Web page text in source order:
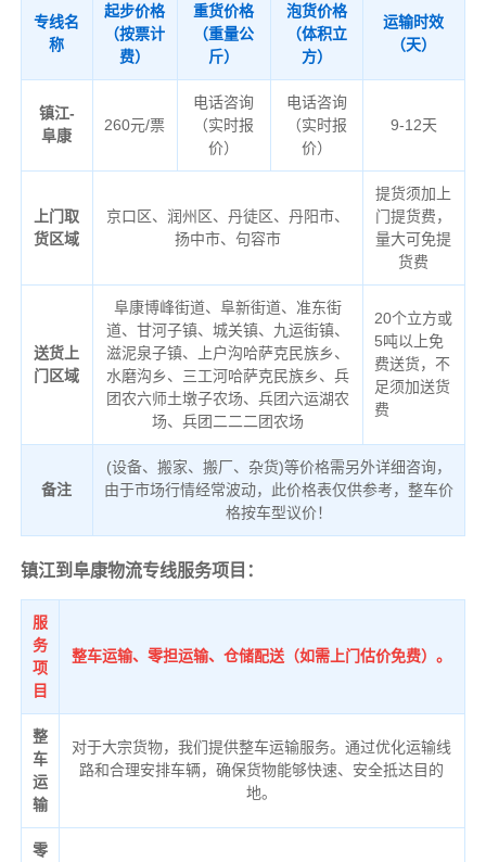
专线名
称
起步价格
（按票计
费）
重货价格
（重量公
斤）
泡货价格
（体积立
方）
运输时效
（天）
镇江-
阜康
260元/票
电话咨询
（实时报
价）
电话咨询
（实时报
价）
9-12天
上门取
货区域
京口区、润州区、丹徒区、丹阳市、
扬中市、句容市
提货须加上
门提货费，
量大可免提
货费
送货上
门区域
阜康博峰街道、阜新街道、准东街
道、甘河子镇、城关镇、九运街镇、
滋泥泉子镇、上户沟哈萨克民族乡、
水磨沟乡、三工河哈萨克民族乡、兵
团农六师土墩子农场、兵团六运湖农
场、兵团二二二团农场
20个立方或
5吨以上免
费送货，不
足须加送货
费
备注
(设备、搬家、搬厂、杂货)等价格需另外详细咨询，
由于市场行情经常波动，此价格表仅供参考，整车价
格按车型议价！
镇江到阜康物流专线服务项目：
服
务
项
目
整车运输、零担运输、仓储配送（如需上门估价免费）。
整
车
运
输
对于大宗货物，我们提供整车运输服务。通过优化运输线
路和合理安排车辆，确保货物能够快速、安全抵达目的
地。
零